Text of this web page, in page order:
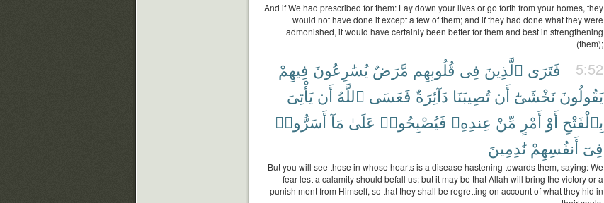
And if We had prescribed for them: Lay down your lives or go forth from your homes, they
would not have done it except a few of them; and if they had done what they were
admonished, it would have certainly been better for them and best in strengthening
(them);
5:52 فَتَرَى ٱلَّذِينَ فِى قُلُوبِهِم مَّرَضٌ يُسَٰرِعُونَ فِيهِمْ
يَقُولُونَ نَخْشَىٰٓ أَن تُصِيبَنَا دَآئِرَةٌ فَعَسَى ٱللَّهُ أَن يَأْتِىَ
بِٱلْفَتْحِ أَوْ أَمْرٍ مِّنْ عِندِهِۦ فَيُصْبِحُوا۟ عَلَىٰ مَآ أَسَرُّوا۟
فِىٓ أَنفُسِهِمْ نَٰدِمِينَ
But you will see those in whose hearts is a disease hastening towards them, saying: We
fear lest a calamity should befall us; but it may be that Allah will bring the victory or a
punish ment from Himself, so that they shall be regretting on account of what they hid in